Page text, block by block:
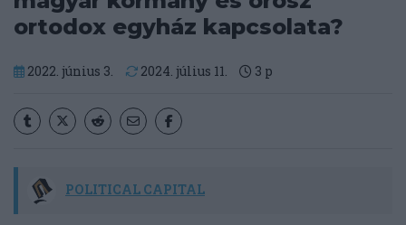
ortodox egyház kapcsolata?
2022. június 3. 2024. július 11. 3 p
POLITICAL CAPITAL